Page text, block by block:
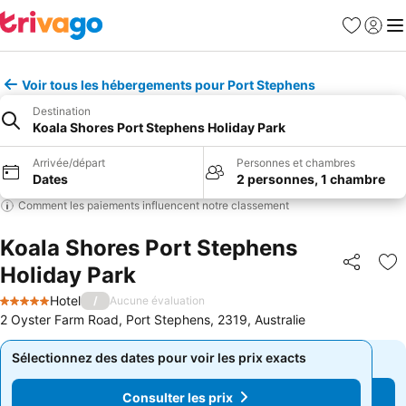
Favoris
Se
Voir tous les hébergements pour Port Stephens
Destination
Koala Shores Port Stephens Holiday Park
Arrivée/départ
Dates
Personnes et chambres
2 personnes, 1 chambre
Comment les paiements influencent notre classement
Koala Shores Port Stephens
Holiday Park
Partager
5 Étoiles
Hotel / Aucune évaluation
2 Oyster Farm Road, Port Stephens, 2319, Australie
Sélectionnez des dates pour voir les prix exacts
Consulter les prix
Sélectionnez des dates pour voir les prix exacts
Consulter les prix